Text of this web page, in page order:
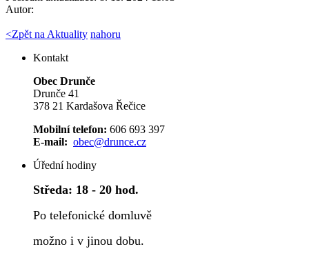
Autor:
<Zpět na Aktuality nahoru
Kontakt
Obec Drunče
Drunče 41
378 21 Kardašova Řečice
Mobilní telefon: 606 693 397
E-mail: obec@drunce.cz
Úřední hodiny
Středa: 18 - 20 hod.
Po telefonické domluvě
možno i v jinou dobu.